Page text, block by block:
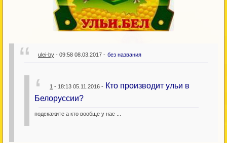
ulei-by - 09:58 08.03.2017 - без названия
1 - 18:13 05.11.2016 - Кто производит ульи в
Белоруссии?
подскажите а кто вообще у нас ...